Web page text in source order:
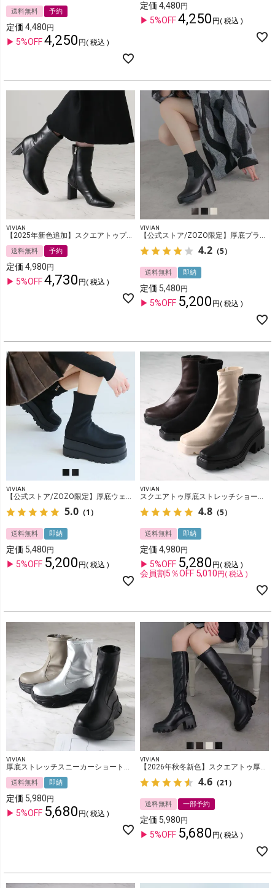
送料無料 予約
定価 4,480
5%OFF4,250 税込
定価 4,480
5%OFF4,250 税込
VIVIAN
【2025年新色追加】スクエアトゥプレートヒールショートブーツ
送料無料 予約
定価 4,980
5%OFF4,730 税込
VIVIAN
【公式ストア/ZOZO限定】厚底プラットフォームニットブーツ
4.2 （5）
送料無料 即納
定価 5,480
5%OFF 5,200 税込
VIVIAN
【公式ストア/ZOZO限定】厚底ウェッジストレッチブーツ
5.0 （1）
送料無料 即納
定価 5,480
5%OFF 5,200 税込
VIVIAN
スクエアトゥ厚底ストレッチショートブーツ
4.8 （5）
送料無料 即納
定価 4,980
5%OFF 5,280 税込
会員割5％OFF 5,010 税込
VIVIAN
厚底ストレッチスニーカーショートブーツ
送料無料 即納
定価 5,980
5%OFF 5,680 税込
VIVIAN
【2026年秋冬新色】スクエアトゥ厚底ストレッチロングブーツ
4.6 （21）
送料無料 一部予約
定価 5,980
5%OFF 5,680 税込